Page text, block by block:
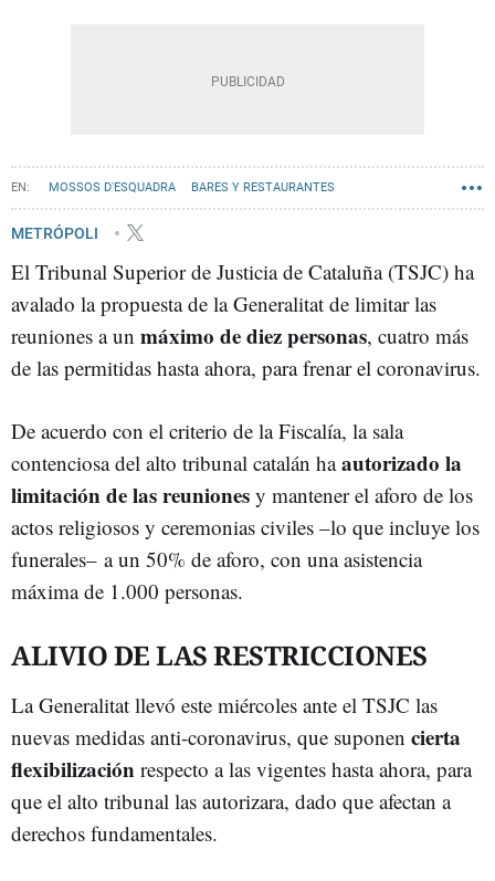
MOSSOS D'ESQUADRA BARES Y RESTAURANTES
GREMI DE RESTAURACIÓ
METRÓPOLI
El Tribunal Superior de Justicia de Cataluña (TSJC) ha
avalado la propuesta de la Generalitat de limitar las
reuniones a un máximo de diez personas, cuatro más
de las permitidas hasta ahora, para frenar el coronavirus.
De acuerdo con el criterio de la Fiscalía, la sala
contenciosa del alto tribunal catalán haautorizado la
limitación de las reuniones y mantener el aforo de los
actos religiosos y ceremonias civiles –lo que incluye los
funerales– a un 50% de aforo, con una asistencia
máxima de 1.000 personas.
ALIVIO DE LAS RESTRICCIONES
La Generalitat llevó este miércoles ante el TSJC las
nuevas medidas anti-coronavirus, que suponen cierta
flexibilización respecto a las vigentes hasta ahora, para
que el alto tribunal las autorizara, dado que afectan a
derechos fundamentales.